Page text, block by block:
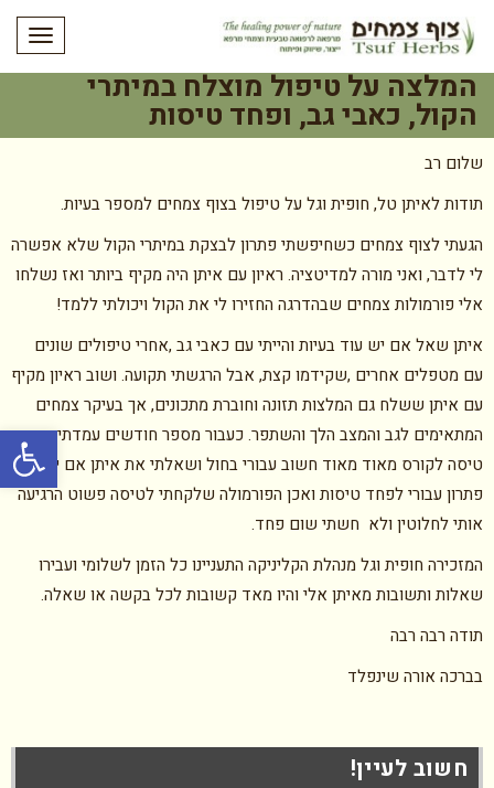
פתח
המלצה על טיפול מוצלח במיתרי
הקול, כאבי גב, ופחד טיסות
שלום רב
תודות לאיתן טל, חופית וגל על טיפול בצוף צמחים למספר בעיות.
הגעתי לצוף צמחים כשחיפשתי פתרון לבצקת במיתרי הקול שלא אפשרה
לי לדבר, ואני מורה למדיטציה. ראיון עם איתן היה מקיף ביותר ואז נשלחו
אלי פורמולות צמחים שבהדרגה החזירו לי את הקול ויכולתי ללמד!
איתן שאל אם יש עוד בעיות והייתי עם כאבי גב ,אחרי טיפולים שונים
עם מטפלים אחרים ,שקידמו קצת, אבל הרגשתי תקועה. ושוב ראיון מקיף
עם איתן ששלח גם המלצות תזונה וחוברת מתכונים, אך בעיקר צמחים
המתאימים לגב והמצב הלך והשתפר. כעבור מספר חודשים עמדתי בפני
טיסה לקורס מאוד מאוד חשוב עבורי בחול ושאלתי את איתן אם יש לו
פתרון עבורי לפחד טיסות ואכן הפורמולה שלקחתי לטיסה פשוט הרגיעה
אותי לחלוטין ולא חשתי שום פחד.
המזכירה חופית וגל מנהלת הקליניקה התעניינו כל הזמן לשלומי ועבירו
שאלות ותשובות מאיתן אלי והיו מאד קשובות לכל בקשה או שאלה.
תודה רבה רבה
בברכה אורה שינפלד
חשוב לעיין!